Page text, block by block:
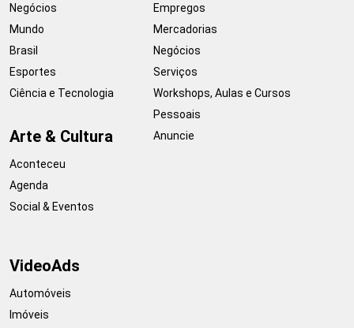
Negócios
Mundo
Brasil
Esportes
Ciência e Tecnologia
Arte & Cultura
Aconteceu
Agenda
Social & Eventos
Empregos
Mercadorias
Negócios
Serviços
Workshops, Aulas e Cursos
Pessoais
Anuncie
VideoAds
Automóveis
Imóveis